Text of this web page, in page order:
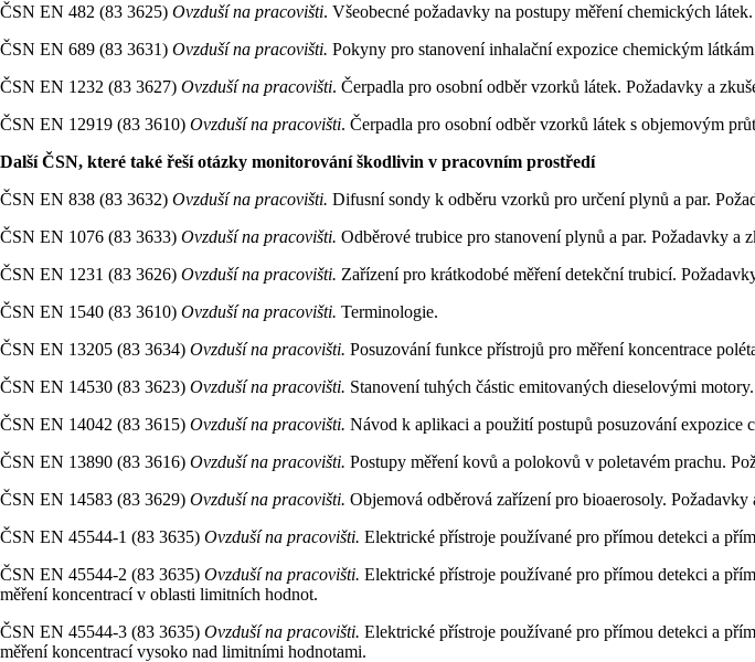
ČSN EN 482 (83 3625) Ovzduší na pracovišti. Všeobecné požadavky na postupy měření chemických látek.
ČSN EN 689 (83 3631) Ovzduší na pracovišti. Pokyny pro stanovení inhalační expozice chemickým
ČSN EN 1232 (83 3627) Ovzduší na pracovišti. Čerpadla pro osobní odběr vzorků látek. Požadavky a
ČSN EN 12919 (83 3610) Ovzduší na pracovišti. Čerpadla pro osobní odběr vzorků látek s objemovým
Další ČSN, které také řeší otázky monitorování škodlivin v pracovním prostředí
ČSN EN 838 (83 3632) Ovzduší na pracovišti. Difusní sondy k odběru vzorků pro určení plynů a par.
ČSN EN 1076 (83 3633) Ovzduší na pracovišti. Odběrové trubice pro stanovení plynů a par. Požadavky a
ČSN EN 1231 (83 3626) Ovzduší na pracovišti. Zařízení pro krátkodobé měření detekční trubicí.
ČSN EN 1540 (83 3610) Ovzduší na pracovišti. Terminologie.
ČSN EN 13205 (83 3634) Ovzduší na pracovišti. Posuzování funkce přístrojů pro měření koncentrace
ČSN EN 14530 (83 3623) Ovzduší na pracovišti. Stanovení tuhých částic emitovaných dieselovými
ČSN EN 14042 (83 3615) Ovzduší na pracovišti. Návod k aplikaci a použití postupů posuzování expozice
ČSN EN 13890 (83 3616) Ovzduší na pracovišti. Postupy měření kovů a polokovů v poletavém prachu.
ČSN EN 14583 (83 3629) Ovzduší na pracovišti. Objemová odběrová zařízení pro bioaerosoly. Požadavky
ČSN EN 45544-1 (83 3635) Ovzduší na pracovišti. Elektrické přístroje používané pro přímou detekci a
ČSN EN 45544-2 (83 3635) Ovzduší na pracovišti. Elektrické přístroje používané pro přímou detekci a
měření koncentrací v oblasti limitních hodnot.
ČSN EN 45544-3 (83 3635) Ovzduší na pracovišti. Elektrické přístroje používané pro přímou detekci a
měření koncentrací vysoko nad limitními hodnotami.